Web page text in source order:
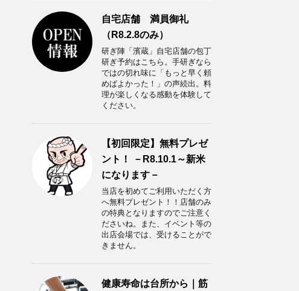
自宅店舗 満員御礼
（R8.2.8のみ）
研ぎ陣「濱蔵」自宅店舗の包丁
研ぎ予約はこちら。手研ぎなら
ではの切れ味に「もっと早く頼
めばよかった！」の声続出。料
理が楽しくなる感動を体験して
ください。
【初回限定】無料プレゼ
ント！ －R8.10.1～新米
になります－
当店を初めてご利用いただく方
へ無料プレゼント！！店舗のみ
の特典となりますのでご注意く
ださいね。また、イベント等の
出店会場では、受けることがで
きません。
健康寿命は台所から｜筋